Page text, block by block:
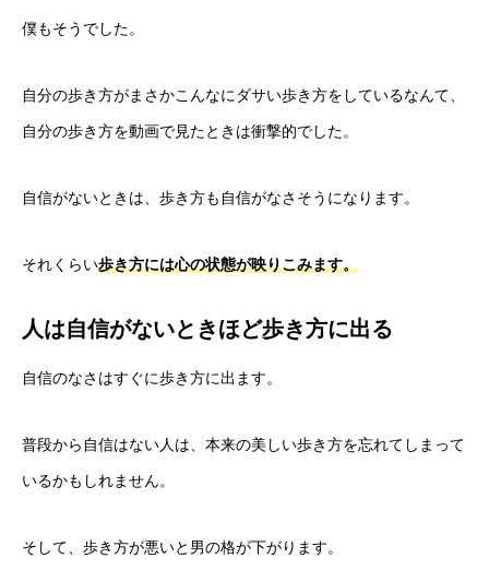
僕もそうでした。
自分の歩き方がまさかこんなにダサい歩き方をしているなんて、
自分の歩き方を動画で見たときは衝撃的でした。
自信がないときは、歩き方も自信がなさそうになります。
それくらい歩き方には心の状態が映りこみます。
人は自信がないときほど歩き方に出る
自信のなさはすぐに歩き方に出ます。
普段から自信はない人は、本来の美しい歩き方を忘れてしまって
いるかもしれません。
そして、歩き方が悪いと男の格が下がります。